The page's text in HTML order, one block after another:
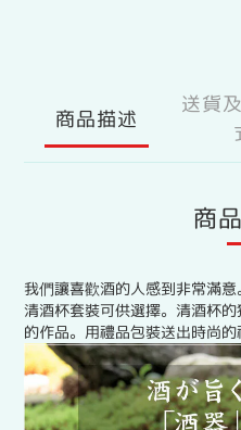
商品描述
送貨
商
我們讓喜歡酒的人感到非常滿
清酒杯套裝可供選擇。清酒杯
的作品。用禮品包裝送出時尚的